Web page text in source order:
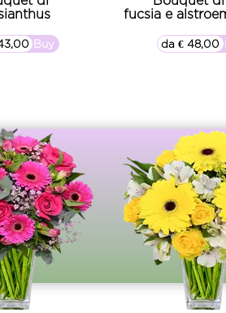
▷▷ Buy
fucsia e
▷▷
da € 48,00